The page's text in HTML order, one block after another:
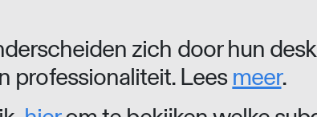
zich door hun
professionaliteit. Leesmeer.